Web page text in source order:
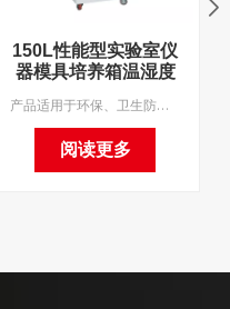
150L性能型实验室仪
器模具培养箱温湿度
线灯
产品适用于环保、卫生防疫、药品检验、农畜水产等科研机构、大专院校、生产企业。是用于水质分析、BOD测定、种植、养殖实验中细菌、霉菌、微生物的培养和保存的专用恒温设备。我们支持 OEM 和 MOQ1。
阅读更多